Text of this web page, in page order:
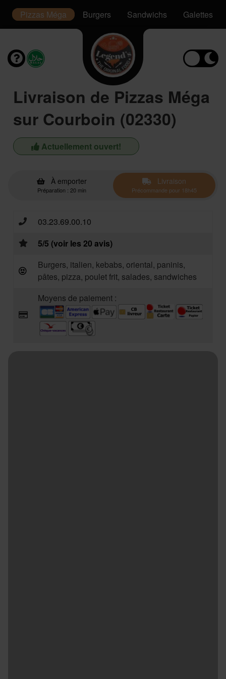
Pizzas Méga Burgers Sandwichs Galettes
Livraison de Pizzas Méga
sur Courboin (02330)
Actuellement ouvert!
À emporter
Préparation : 20 min
Livraison
Précommande pour 18h45
03.23.69.00.10
5/5 (voir les 20 avis)
Burgers, italien, kebabs, oriental, paninis,
pâtes, pizza, poulet frit, salades, sandwiches
Moyens de paiement :